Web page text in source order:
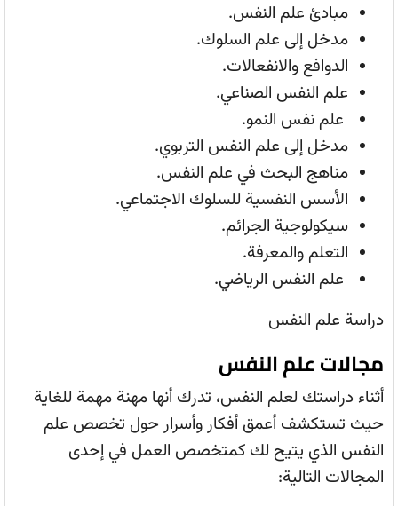
مبادئ علم النفس.
مدخل إلى علم السلوك.
الدوافع والانفعالات.
علم النفس الصناعي.
علم نفس النمو.
مدخل إلى علم النفس التربوي.
مناهج البحث في علم النفس.
الأسس النفسية للسلوك الاجتماعي.
سيكولوجية الجرائم.
التعلم والمعرفة.
علم النفس الرياضي.
دراسة علم النفس
مجالات علم النفس
أثناء دراستك لعلم النفس، تدرك أنها مهنة مهمة للغاية
حيث تستكشف أعمق أفكار وأسرار حول تخصص علم
النفس الذي يتيح لك كمتخصص العمل في إحدى
المجالات التالية: